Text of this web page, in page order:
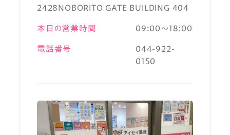
2428NOBORITO GATE BUILDING 404
本日の営業時間 09:00～18:00
電話番号
044-922-
0150